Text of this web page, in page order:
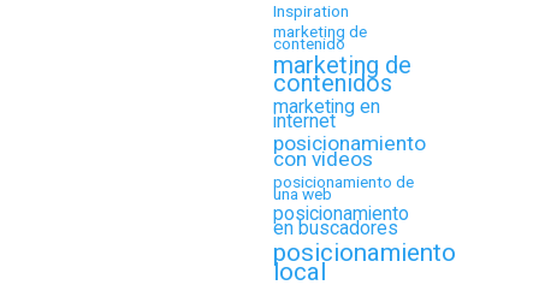
Inspiration
marketing de
contenido
marketing de
contenidos
marketing en
internet
posicionamiento
con videos
posicionamiento de
una web
posicionamiento
en buscadores
posicionamiento
local